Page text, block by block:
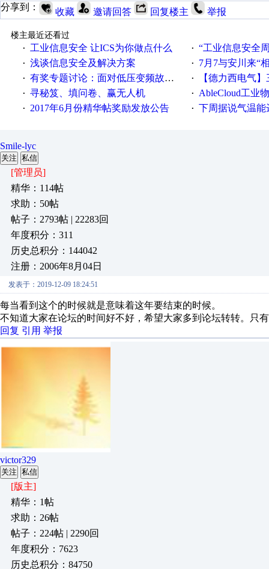
分享到：
收藏 邀请回答 回复楼主 举报
楼主最近还看过
·
工业信息安全 让ICS为你做点什么 · “工业信息安全周之我见”
· 浅谈信息安全及解决方案 · 7月7与安川来“
· 有奖专题讨论：面对低压变频故障，老手是这样解决的！ · 【德力西电气】三
· 寻秘笈、填问卷、赢无人机 · AbleCloud工业物联
· 2017年6月份精华帖奖励发放公告 · 下周据说气温能
Smile-lyc
关注 私信
[管理员]
精华：114帖
求助：50帖
帖子：2793帖 | 22283回
年度积分：311
历史总积分：144042
注册：2006年8月04日
发表于：2019-12-09 18:24:51
每当看到这个的时候就是意味着这年要结束的时候。
不知道大家在论坛的时间好不好，希望大家多到论坛转转。只
回复 引用 举报
victor329
关注 私信
[版主]
精华：1帖
求助：26帖
帖子：224帖 | 2290回
年度积分：7623
历史总积分：84750